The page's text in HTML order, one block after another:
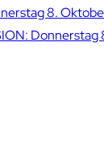
8.
Donnerstag